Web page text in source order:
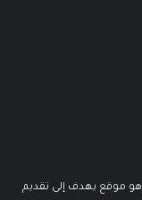
هو موقع يهدف إلى تقديم